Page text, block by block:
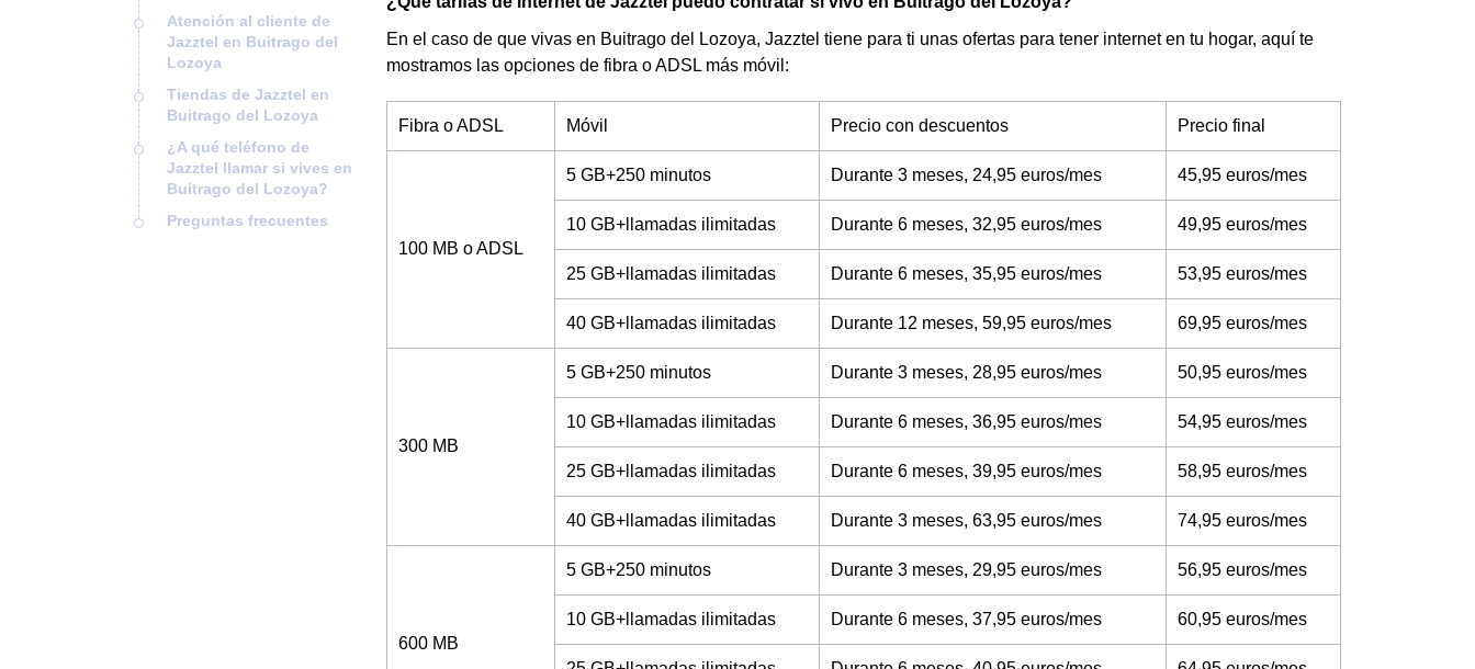
Atención al cliente de
Jazztel en Buitrago del
Lozoya
Tiendas de Jazztel en
Buitrago del Lozoya
¿A qué teléfono de
Jazztel llamar si vives en
Buitrago del Lozoya?
Preguntas frecuentes
En el caso de que vivas en Buitrago del Lozoya, Jazztel tiene para ti unas ofertas para tener internet en tu hogar, aquí te
mostramos las opciones de fibra o ADSL más móvil:
Fibra o ADSL Móvil Precio con descuentos Precio final
100 MB o ADSL
5 GB+250 minutos Durante 3 meses, 24,95 euros/mes 45,95 euros/mes
10 GB+llamadas ilimitadas Durante 6 meses, 32,95 euros/mes 49,95 euros/mes
25 GB+llamadas ilimitadas Durante 6 meses, 35,95 euros/mes 53,95 euros/mes
40 GB+llamadas ilimitadas Durante 12 meses, 59,95 euros/mes 69,95 euros/mes
300 MB
5 GB+250 minutos Durante 3 meses, 28,95 euros/mes 50,95 euros/mes
10 GB+llamadas ilimitadas Durante 6 meses, 36,95 euros/mes 54,95 euros/mes
25 GB+llamadas ilimitadas Durante 6 meses, 39,95 euros/mes 58,95 euros/mes
40 GB+llamadas ilimitadas Durante 3 meses, 63,95 euros/mes 74,95 euros/mes
600 MB
5 GB+250 minutos Durante 3 meses, 29,95 euros/mes 56,95 euros/mes
10 GB+llamadas ilimitadas Durante 6 meses, 37,95 euros/mes 60,95 euros/mes